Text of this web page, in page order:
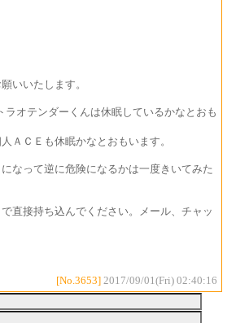
いいたします。
オテンダーくんは休眠しているかなとおも
ＡＣＥも休眠かなとおもいます。
なって逆に危険になるかは一度きいてみた
直接持ち込んでください。メール、チャッ
[No.3653] 2017/09/01(Fri) 02:40:16